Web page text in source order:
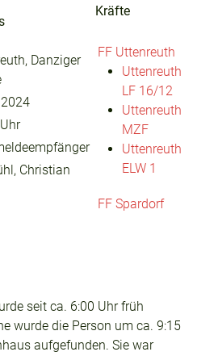
Danziger
Christian
Kräfte
FF Uttenreuth
Uttenreuth
LF 16/12
Uttenreuth
MZF
Uttenreuth
ELW 1
FF Spardorf
seit ca. 6:00 Uhr früh
wurde die Person um ca. 9:15
aufgefunden. Sie war